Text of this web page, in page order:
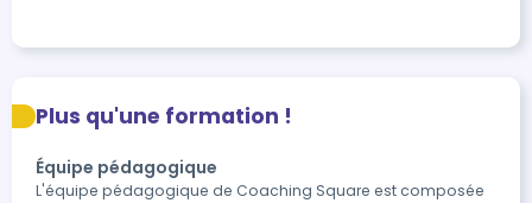
Plus qu'une formation !
Équipe pédagogique
L'équipe pédagogique de Coaching Square est composée